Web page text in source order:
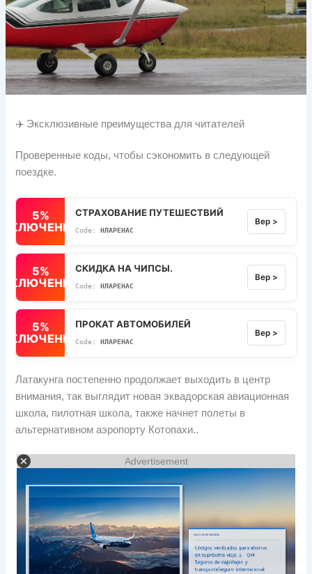
✈️ Эксклюзивные преимущества для читателей
Проверенные коды, чтобы сэкономить в следующей
поездке.
5%
СТРАХОВАНИЕ ПУТЕШЕСТВИЙ
НЛАРЕНАС
Вер >
5%
СКИДКА НА ЧИПСЫ.
НЛАРЕНАС
Вер >
5%
ПРОКАТ АВТОМОБИЛЕЙ
НЛАРЕНАС
Вер >
Латакунга постепенно продолжает выходить в центр
внимания, так выглядит новая эквадорская авиационная
школа, пилотная школа, также начнет полеты в
альтернативном аэропорту Котопахи..
Advertisement